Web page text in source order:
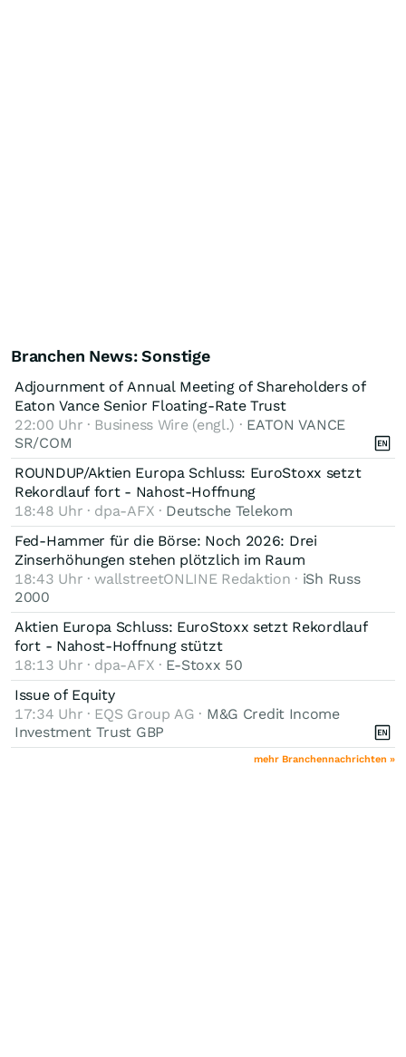
Branchen News: Sonstige
Adjournment of Annual Meeting of Shareholders of
Eaton Vance Senior Floating-Rate Trust
22:00 Uhr · Business Wire (engl.) · EATON VANCE
SR/COM
ROUNDUP/Aktien Europa Schluss: EuroStoxx setzt
Rekordlauf fort - Nahost-Hoffnung
18:48 Uhr · dpa-AFX · Deutsche Telekom
Fed-Hammer für die Börse: Noch 2026: Drei
Zinserhöhungen stehen plötzlich im Raum
18:43 Uhr · wallstreetONLINE Redaktion · iSh Russ
2000
Aktien Europa Schluss: EuroStoxx setzt Rekordlauf
fort - Nahost-Hoffnung stützt
18:13 Uhr · dpa-AFX · E-Stoxx 50
Issue of Equity
17:34 Uhr · EQS Group AG · M&G Credit Income
Investment Trust GBP
mehr Branchennachrichten »